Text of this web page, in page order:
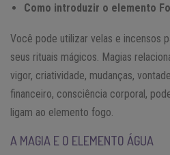
Como introduzir o elemento
Você pode utilizar velas e incensos
seus rituais mágicos. Magias
vigor, criatividade, mudanças,
financeiro, consciência corporal,
ligam ao elemento fogo.
A MAGIA E O ELEMENTO ÁGUA